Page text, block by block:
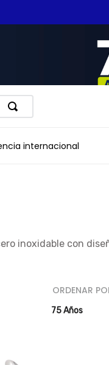
internacional
inoxidable con
ORDENAR
75 Años